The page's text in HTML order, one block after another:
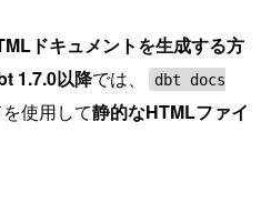
ドキュメントを生成する方
1.7.0以降では、
dbt docs
使用して静的なHTMLファイ